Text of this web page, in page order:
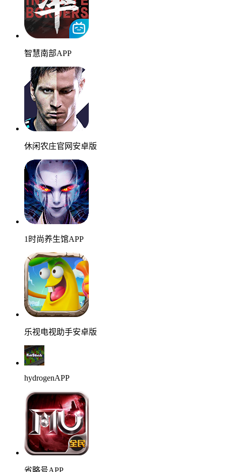
智慧南部APP
休闲农庄官网安卓版
1时尚养生馆APP
乐视电视助手安卓版
hydrogenAPP